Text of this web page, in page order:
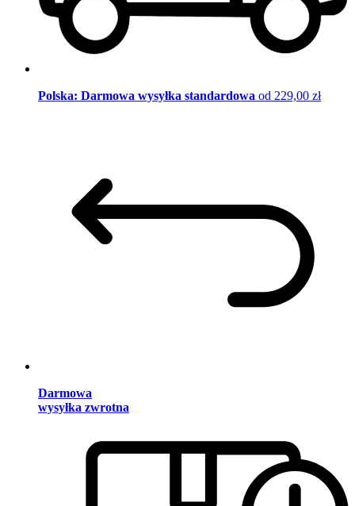
Polska: Darmowa wysyłka standardowa od 229,00 zł
Darmowa
wysyłka zwrotna